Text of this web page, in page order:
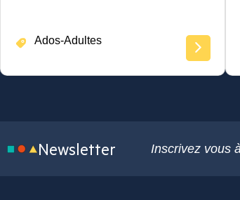
Ados-Adultes
Newsletter Inscrivez vous